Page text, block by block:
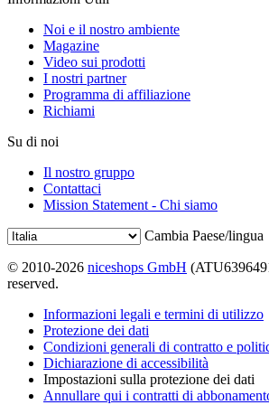
Noi e il nostro ambiente
Magazine
Video sui prodotti
I nostri partner
Programma di affiliazione
Richiami
Su di noi
Il nostro gruppo
Contattaci
Mission Statement - Chi siamo
Cambia Paese/lingua
© 2010-2026 niceshops GmbH
reserved.
Informazioni legali e termini di utilizzo
Protezione dei dati
Condizioni generali di contratto e
Dichiarazione di accessibilità
Impostazioni sulla protezione dei dati
Annullare qui i contratti di